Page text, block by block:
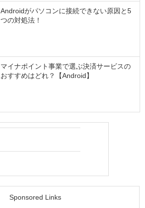
Androidがパソコンに接続できない原因と5
つの対処法！
マイナポイント事業で選ぶ決済サービスの
おすすめはどれ？【Android】
Sponsored Links